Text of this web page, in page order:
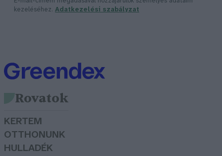
kezeléséhez. Adatkezelési szabályzat
Rovatok
KERTEM
OTTHONUNK
HULLADÉK